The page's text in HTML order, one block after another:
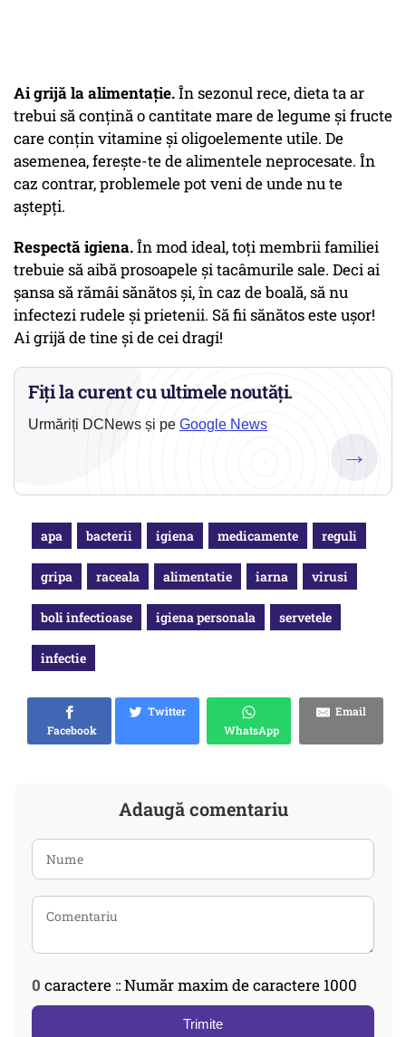
Ai grijă la alimentație.În sezonul rece, dieta ta ar
trebui să conțină o cantitate mare de legume și fructe
care conțin vitamine și oligoelemente utile. De
asemenea, ferește-te de alimentele neprocesate. În
caz contrar, problemele pot veni de unde nu te
aștepți.
Respectă igiena.În mod ideal, toți membrii familiei
trebuie să aibă prosoapele și tacâmurile sale. Deci ai
șansa să rămâi sănătos și, în caz de boală, să nu
infectezi rudele și prietenii. Să fii sănătos este ușor!
Ai grijă de tine și de cei dragi!
Fiți la curent cu ultimele noutăți.
Urmăriți DCNews și pe Google News
→
apa bacterii igiena medicamente reguli
gripa raceala alimentatie iarna virusi
boli infectioase igiena personala servetele
infectie
Facebook
Twitter
WhatsApp
Email
Adaugă comentariu
0 caractere :: Număr maxim de caractere 1000
Trimite